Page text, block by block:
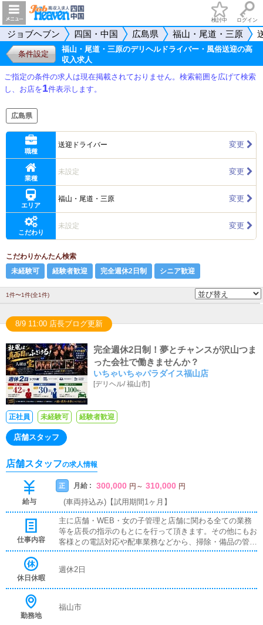
検討中 ログイン
ジョブヘブン 四国・中国 広島県 福山・尾道・三原
条件設定
福山・尾道・三原のデリヘルドライバー・風俗送迎の高
収入求人
ご指定の条件の求人は現在掲載されておりません。検索範囲を広げて検索
し、お店を1件表示します。
広島県
職種
送迎ドライバー 変更
業種
未設定 変更
エリア
福山・尾道・三原 変更
こだわり
未設定 変更
こだわりかんたん検索
未経験可
経験者歓迎 完全週休2日制 シニア歓迎
1件〜1件(全1件)
8/9 11:00 店長ブログ更新
完全週休2日制！夢とチャンスが沢山つま
った会社で働きませんか？
いちゃいちゃパラダイス福山店
[デリヘル/福山市]
正社員 未経験可 経験者歓迎
店舗スタッフ
店舗スタッフの求人情報
給与
正 月給 : 300,000 円 ～ 310,000 円
(車両持込み)【試用期間1ヶ月】
仕事内容
主に店舗・WEB・女の子管理と店舗に関わる全ての業務
等を店長の指示のもとにを行って頂きます。その他にもお
客様との電話対応や配車業務などから、掃除・備品の管理
といった雑務までお仕事は多岐に渡ります。
休日休暇
週休2日
勤務地
福山市